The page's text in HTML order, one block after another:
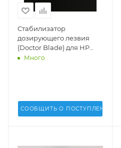
Стабилизатор
дозирующего лезвия
(Doctor Blade) для HP
LaserJet 1160, 1320, Pro
Много
СООБЩИТЬ О ПОСТУПЛЕНИИ